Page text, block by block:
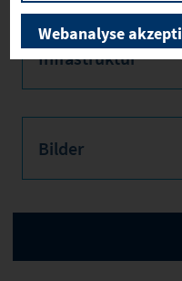
Infrastruktur
Bilder
Webanalyse